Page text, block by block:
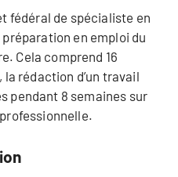
fédéral de spécialiste en
en emploi du
Cela comprend 16
la rédaction d’un travail
pendant 8 semaines sur